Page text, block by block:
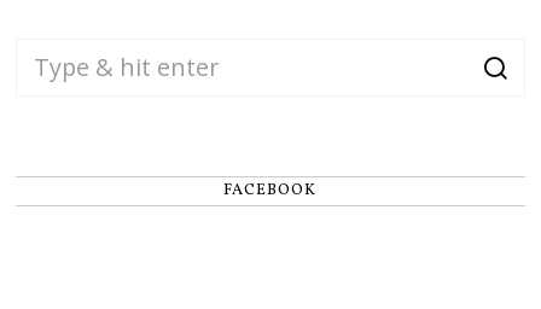
FACEBOOK